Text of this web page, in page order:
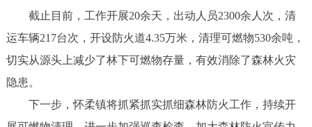
截止目前，工作开展20余天，出动人员2300余人次，清
运车辆217台次，开设防火道4.35万米，清理可燃物530余吨，
切实从源头上减少了林下可燃物存量，有效消除了森林火灾
隐患。
下一步，怀柔镇将抓紧抓实抓细森林防火工作，持续开